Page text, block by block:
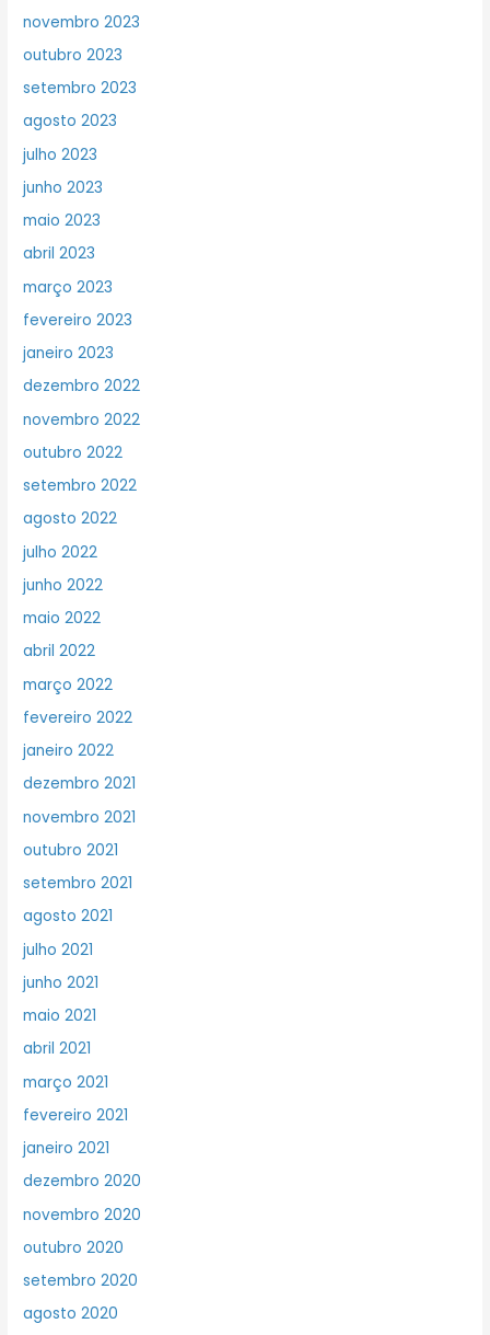
novembro 2023
outubro 2023
setembro 2023
agosto 2023
julho 2023
junho 2023
maio 2023
abril 2023
março 2023
fevereiro 2023
janeiro 2023
dezembro 2022
novembro 2022
outubro 2022
setembro 2022
agosto 2022
julho 2022
junho 2022
maio 2022
abril 2022
março 2022
fevereiro 2022
janeiro 2022
dezembro 2021
novembro 2021
outubro 2021
setembro 2021
agosto 2021
julho 2021
junho 2021
maio 2021
abril 2021
março 2021
fevereiro 2021
janeiro 2021
dezembro 2020
novembro 2020
outubro 2020
setembro 2020
agosto 2020